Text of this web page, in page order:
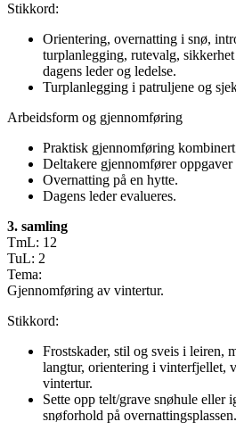
Stikkord:
Orientering, overnatting i snø,
turplanlegging, rutevalg,
dagens leder og ledelse.
Turplanlegging i patruljene og
Arbeidsform og gjennomføring
Praktisk gjennomføring
Deltakere gjennomfører oppgaver
Overnatting på en hytte.
Dagens leder evalueres.
3. samling
TmL: 12
TuL: 2
Tema:
Gjennomføring av vintertur.
Stikkord:
Frostskader, stil og sveis i leiren,
langtur, orientering i vinterfjellet,
vintertur.
Sette opp telt/grave snøhule eller
snøforhold på overnattingsplassen.